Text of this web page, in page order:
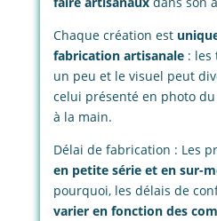
Chaque création est
fabrication artisanale: les
un peu et le visuel peut
celui présenté en photo
à la main.
Délai de fabrication : Les
en petite série et en sur-
pourquoi, les délais de
varier en fonction des